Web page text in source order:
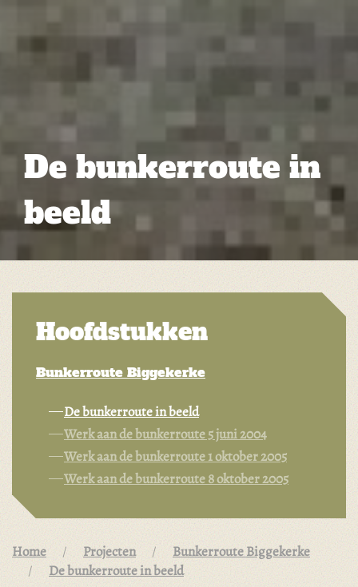
De bunkerroute in
beeld
Hoofdstukken
Bunkerroute Biggekerke
De bunkerroute in beeld
Werk aan de bunkerroute 5 juni 2004
Werk aan de bunkerroute 1 oktober 2005
Werk aan de bunkerroute 8 oktober 2005
Home Projecten
Bunkerroute Biggekerke
De bunkerroute in beeld